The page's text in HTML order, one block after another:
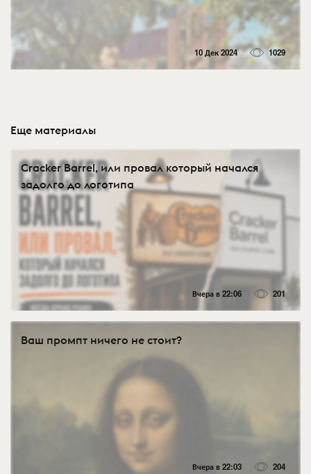
10 Дек 2024 1029
Еще материалы
Cracker Barrel, или провал который начался
задолго до логотипа
Вчера в 22:06 201
Ваш промпт ничего не стоит?
Вчера в 22:03 204